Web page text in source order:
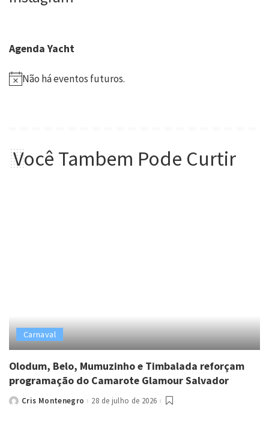
Agenda Yacht
Não há eventos futuros.
Você Tambem Pode Curtir
Carnaval
Olodum, Belo, Mumuzinho e Timbalada reforçam
programação do Camarote Glamour Salvador
PostedCris Montenegro 28 de julho de 2026